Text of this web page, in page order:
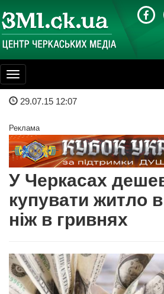
Toggle
navigation
29.07.15 12:07
Реклама
У Черкасах
купувати житло
ніж в гривнях